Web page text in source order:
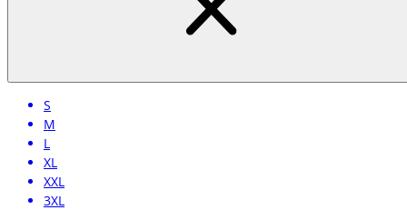
S
M
L
XL
XXL
3XL